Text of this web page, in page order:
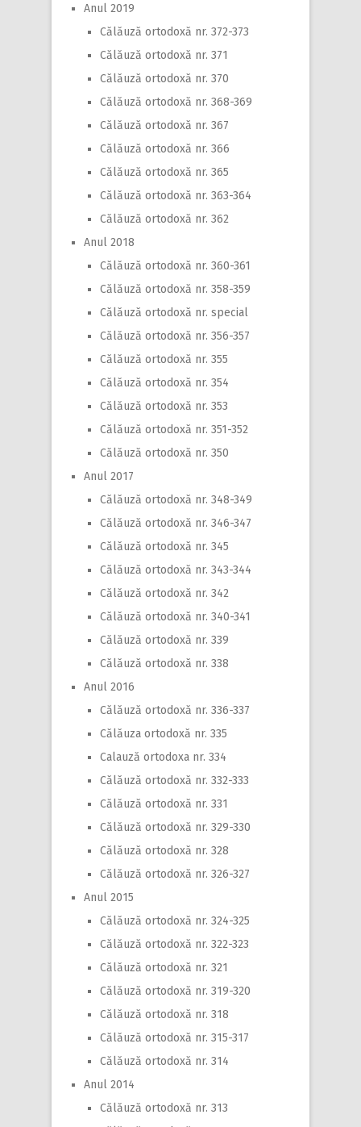
Anul 2019
Călăuză ortodoxă nr. 372-373
Călăuză ortodoxă nr. 371
Călăuză ortodoxă nr. 370
Călăuză ortodoxă nr. 368-369
Călăuză ortodoxă nr. 367
Călăuză ortodoxă nr. 366
Călăuză ortodoxă nr. 365
Călăuză ortodoxă nr. 363-364
Călăuză ortodoxă nr. 362
Anul 2018
Călăuză ortodoxă nr. 360-361
Călăuză ortodoxă nr. 358-359
Călăuză ortodoxă nr. special
Călăuză ortodoxă nr. 356-357
Călăuză ortodoxă nr. 355
Călăuză ortodoxă nr. 354
Călăuză ortodoxă nr. 353
Călăuză ortodoxă nr. 351-352
Călăuză ortodoxă nr. 350
Anul 2017
Călăuză ortodoxă nr. 348-349
Călăuză ortodoxă nr. 346-347
Călăuză ortodoxă nr. 345
Călăuză ortodoxă nr. 343-344
Călăuză ortodoxă nr. 342
Călăuză ortodoxă nr. 340-341
Călăuză ortodoxă nr. 339
Călăuză ortodoxă nr. 338
Anul 2016
Călăuză ortodoxă nr. 336-337
Călăuza ortodoxă nr. 335
Calauză ortodoxa nr. 334
Călăuză ortodoxă nr. 332-333
Călăuză ortodoxă nr. 331
Călăuză ortodoxă nr. 329-330
Călăuză ortodoxă nr. 328
Călăuză ortodoxă nr. 326-327
Anul 2015
Călăuză ortodoxă nr. 324-325
Călăuză ortodoxă nr. 322-323
Călăuză ortodoxă nr. 321
Călăuză ortodoxă nr. 319-320
Călăuză ortodoxă nr. 318
Călăuză ortodoxă nr. 315-317
Călăuză ortodoxă nr. 314
Anul 2014
Călăuză ortodoxă nr. 313